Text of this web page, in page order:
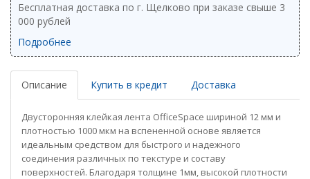
Бесплатная доставка по г. Щелково при заказе свыше 3
000 рублей
Подробнее
Описание Купить в кредит Доставка
Двусторонняя клейкая лента OfficeSpace шириной 12 мм и
плотностью 1000 мкм на вспененной основе является
идеальным средством для быстрого и надежного
соединения различных по текстуре и составу
поверхностей. Благодаря толщине 1мм, высокой плотности